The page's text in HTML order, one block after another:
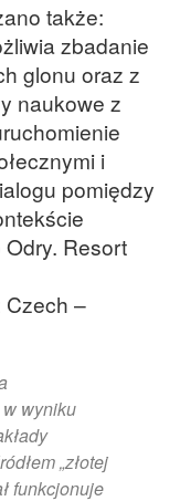
także:
zbadanie
glonu oraz z
naukowe z
i
pomiędzy
Resort
Czech –
wyniku
„złotej
funkcjonuje